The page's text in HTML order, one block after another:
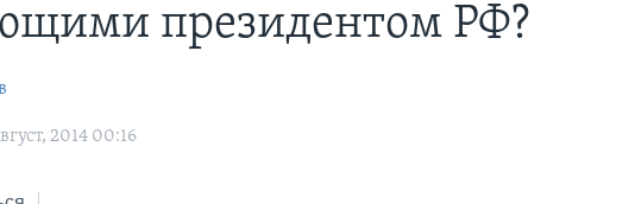
президентом РФ?
2014 00:16